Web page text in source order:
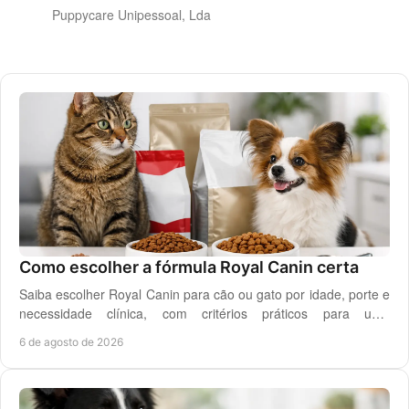
Puppycare Unipessoal, Lda
Como escolher a fórmula Royal Canin certa
Saiba escolher Royal Canin para cão ou gato por idade, porte e
necessidade clínica, com critérios práticos para uma
6 de agosto de 2026